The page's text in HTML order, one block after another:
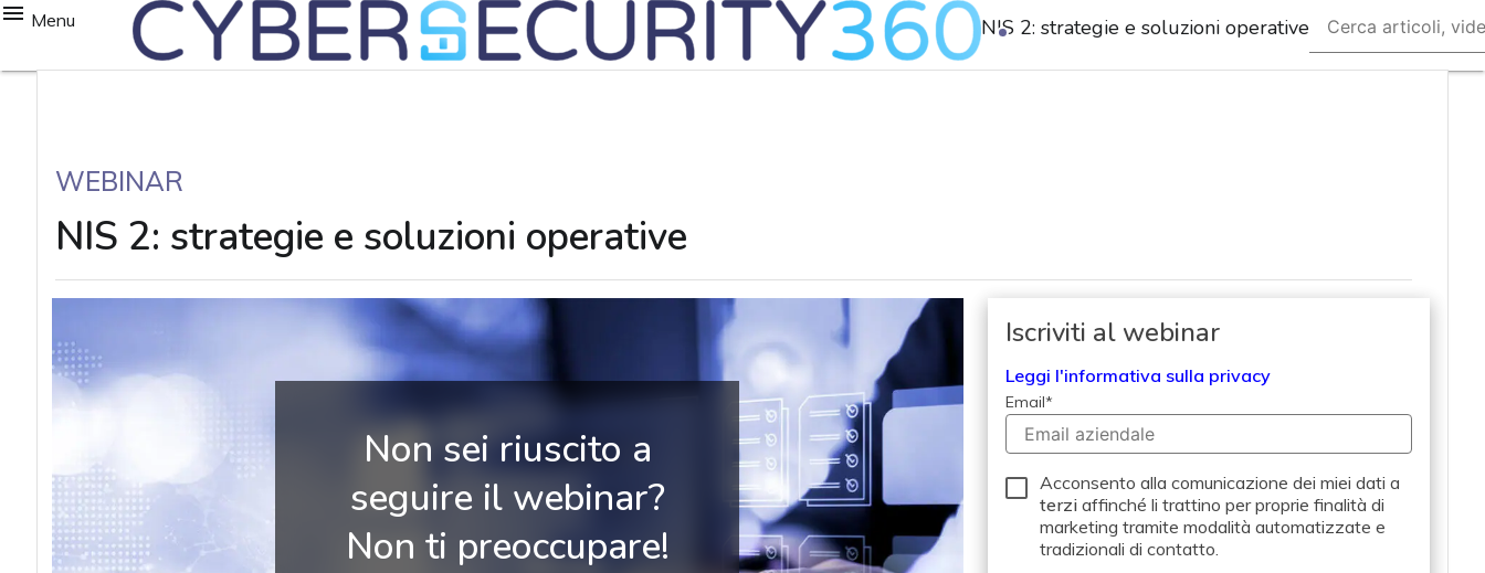
Menu NIS 2: strategie e soluzioni operative Ultimi
articoli
adeguamenti
News,
attualità
e analisi
Cyber
WEBINAR
NIS 2: strategie e soluzioni operative
Non sei riuscito a
seguire il webinar?
Non ti preoccupare!
Iscriviti al webinar
Leggi l'informativa sulla privacy
Email*
Acconsento alla comunicazione dei miei dati a
terzi affinché li trattino per proprie finalità di
marketing tramite modalità automatizzate e
tradizionali di contatto.